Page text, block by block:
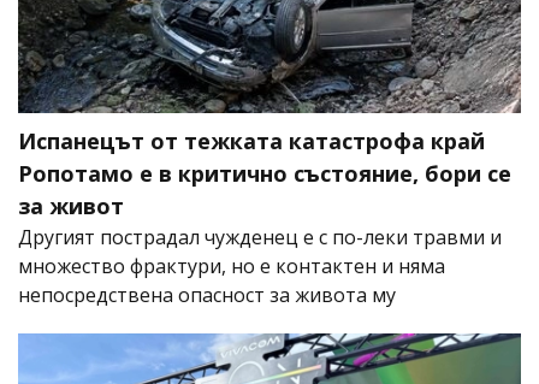
Испанецът от тежката катастрофа край
Ропотамо е в критично състояние, бори се
за живот
Другият пострадал чужденец е с по-леки травми и
множество фрактури, но е контактен и няма
непосредствена опасност за живота му